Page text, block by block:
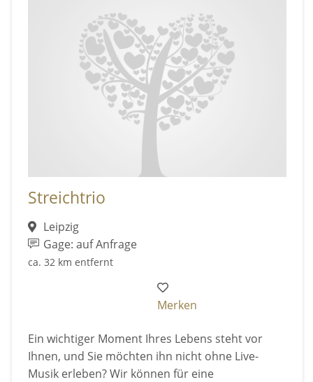
Streichtrio
Leipzig
Gage: auf Anfrage
ca. 32 km entfernt
Merken
Ein wichtiger Moment Ihres Lebens steht vor
Ihnen, und Sie möchten ihn nicht ohne Live-
Musik erleben? Wir können für eine